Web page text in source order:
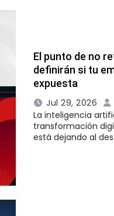
El punto de no
definirán si tu
expuesta
Jul 29, 2026
La inteligencia
transformación
está dejando al